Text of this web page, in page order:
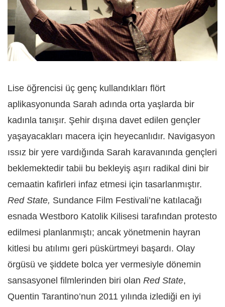
Lise öğrencisi üç genç kullandıkları flört
aplikasyonunda Sarah adında orta yaşlarda bir
kadınla tanışır. Şehir dışına davet edilen gençler
yaşayacakları macera için heyecanlıdır. Navigasyon
ıssız bir yere vardığında Sarah karavanında gençleri
beklemektedir tabii bu bekleyiş aşırı radikal dini bir
cemaatin kafirleri infaz etmesi için tasarlanmıştır.
Red State, Sundance Film Festivali’ne katılacağı
esnada Westboro Katolik Kilisesi tarafından protesto
edilmesi planlanmıştı; ancak yönetmenin hayran
kitlesi bu atılımı geri püskürtmeyi başardı. Olay
örgüsü ve şiddete bolca yer vermesiyle dönemin
sansasyonel filmlerinden biri olan Red State,
Quentin Tarantino’nun 2011 yılında izlediği en iyi